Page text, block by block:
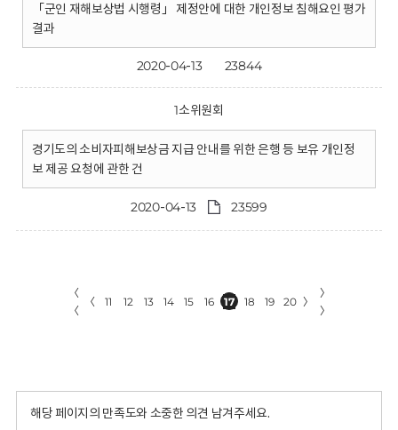
「군인 재해보상법 시행령」 제정안에 대한 개인정보 침해요인 평가
결과
2020-04-13 23844
1소위원회
경기도의 소비자피해보상금 지급 안내를 위한 은행 등 보유 개인정
보 제공 요청에 관한 건
2020-04-13 23599
〈
〈
〈 11 12 13 14 15 16 17 18 19 20 〉
〉
〉
해당 페이지의 만족도와 소중한 의견 남겨주세요.